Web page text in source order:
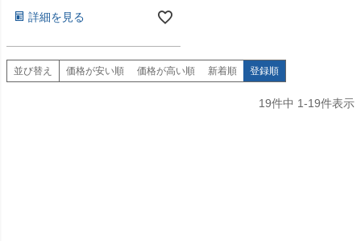
詳細を見る
並び替え 価格が安い順 価格が高い順 新着順 登録順
19件中 1-19件表示